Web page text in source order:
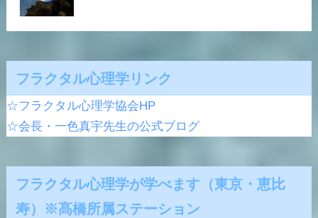
フラクタル心理学リンク
☆フラクタル心理学協会HP
☆会長・一色真宇先生の公式ブログ
フラクタル心理学が学べます（東京・恵比
寿）※髙橋所属ステーション